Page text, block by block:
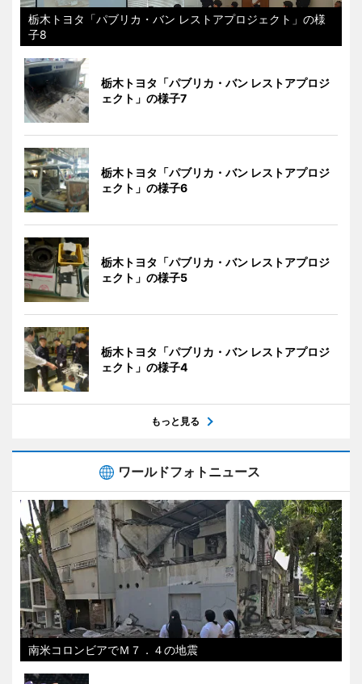
栃木トヨタ「パブリカ・バン レストアプロジェクト」の様
子8
栃木トヨタ「パブリカ・バン レストアプロジ
ェクト」の様子7
栃木トヨタ「パブリカ・バン レストアプロジ
ェクト」の様子6
栃木トヨタ「パブリカ・バン レストアプロジ
ェクト」の様子5
栃木トヨタ「パブリカ・バン レストアプロジ
ェクト」の様子4
もっと見る
ワールドフォトニュース
南米コロンビアでＭ７．４の地震